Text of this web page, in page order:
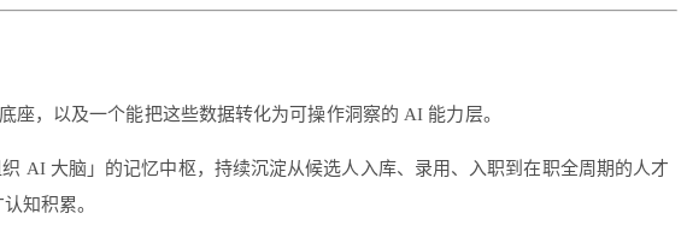
，以及一个能把这些数据转化为可操作洞察的 AI 能力层。
AI 大脑」的记忆中枢，持续沉淀从候选人入库、录用、入职到在职全周期的人才
知积累。